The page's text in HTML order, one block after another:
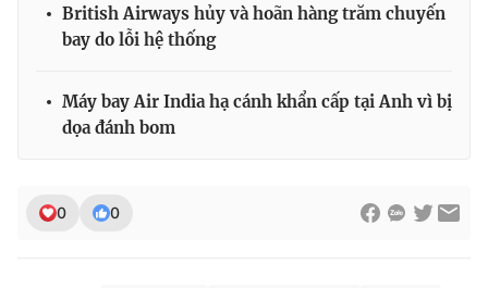
THỜI BÁO VTV
Theo dõi báo trên
British Airways hủy và hoãn hàng trăm chuyến
bay do lỗi hệ thống
Máy bay Air India hạ cánh khẩn cấp tại Anh vì bị
dọa đánh bom
0 0